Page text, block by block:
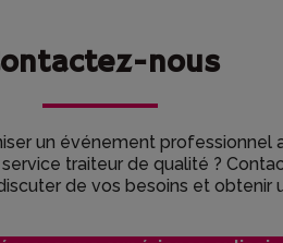
nous
un événement professionnel
traiteur de qualité ?
de vos besoins et obtenir